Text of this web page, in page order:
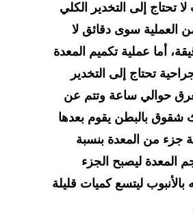
تحتاج إلى التخدير الكلي
العملية سوى دقائق لا
15 دقيقة، أما عملية تكميم المعدة
تحتاج إلى التخدير
حوالي ساعة وتتم عن
شقوق بالبطن يقوم بعدها
جزء من المعدة بنسبة
المعدة ليصبح الجزء
بالأنبوب ليتسع كميات قليلة